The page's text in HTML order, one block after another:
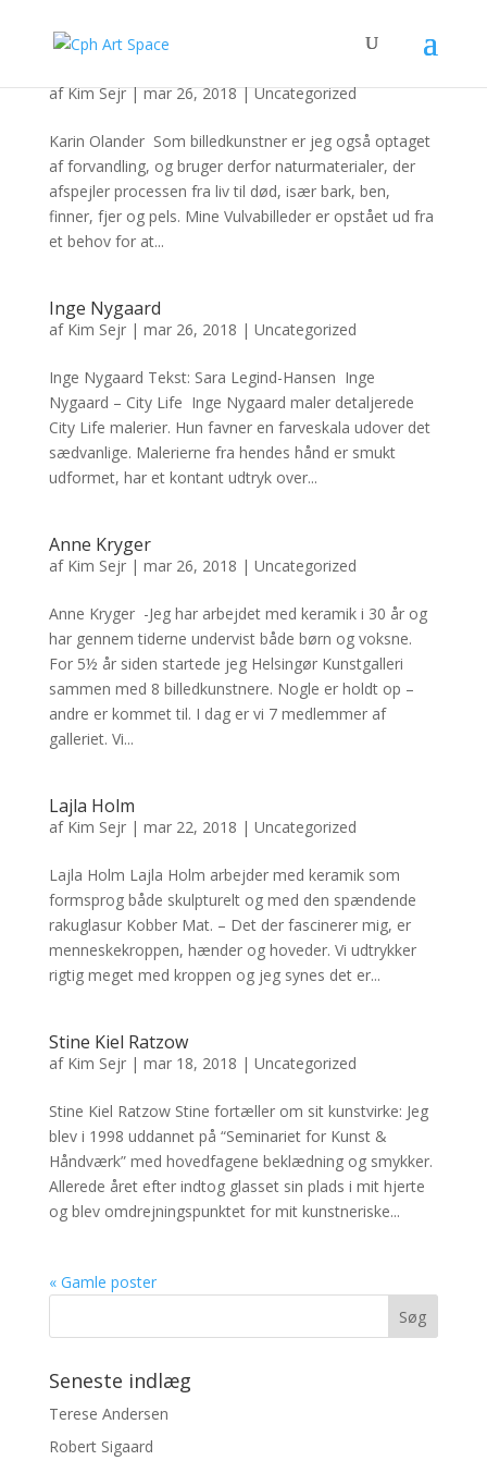
afKim Sejr|mar 26, 2018|Uncategorized
Karin Olander Som billedkunstner er jeg også optaget
af forvandling, og bruger derfor naturmaterialer, der
afspejler processen fra liv til død, især bark, ben,
finner, fjer og pels. Mine Vulvabilleder er opstået ud fra
et behov for at...
Inge Nygaard
af Kim Sejr| mar 26, 2018 | Uncategorized
Inge Nygaard Tekst: Sara Legind-Hansen Inge
Nygaard – City Life Inge Nygaard maler detaljerede
City Life malerier. Hun favner en farveskala udover det
sædvanlige. Malerierne fra hendes hånd er smukt
udformet, har et kontant udtryk over...
Anne Kryger
af Kim Sejr| mar 26, 2018 | Uncategorized
Anne Kryger -Jeg har arbejdet med keramik i 30 år og
har gennem tiderne undervist både børn og voksne.
For 5½ år siden startede jeg Helsingør Kunstgalleri
sammen med 8 billedkunstnere. Nogle er holdt op –
andre er kommet til. I dag er vi 7 medlemmer af
galleriet. Vi...
Lajla Holm
af Kim Sejr| mar 22, 2018 | Uncategorized
Lajla Holm Lajla Holm arbejder med keramik som
formsprog både skulpturelt og med den spændende
rakuglasur Kobber Mat. – Det der fascinerer mig, er
menneskekroppen, hænder og hoveder. Vi udtrykker
rigtig meget med kroppen og jeg synes det er...
Stine Kiel Ratzow
af Kim Sejr| mar 18, 2018 | Uncategorized
Stine Kiel Ratzow Stine fortæller om sit kunstvirke: Jeg
blev i 1998 uddannet på “Seminariet for Kunst &
Håndværk” med hovedfagene beklædning og smykker.
Allerede året efter indtog glasset sin plads i mit hjerte
og blev omdrejningspunktet for mit kunstneriske...
« Gamle poster
Seneste indlæg
Terese Andersen
Robert Sigaard